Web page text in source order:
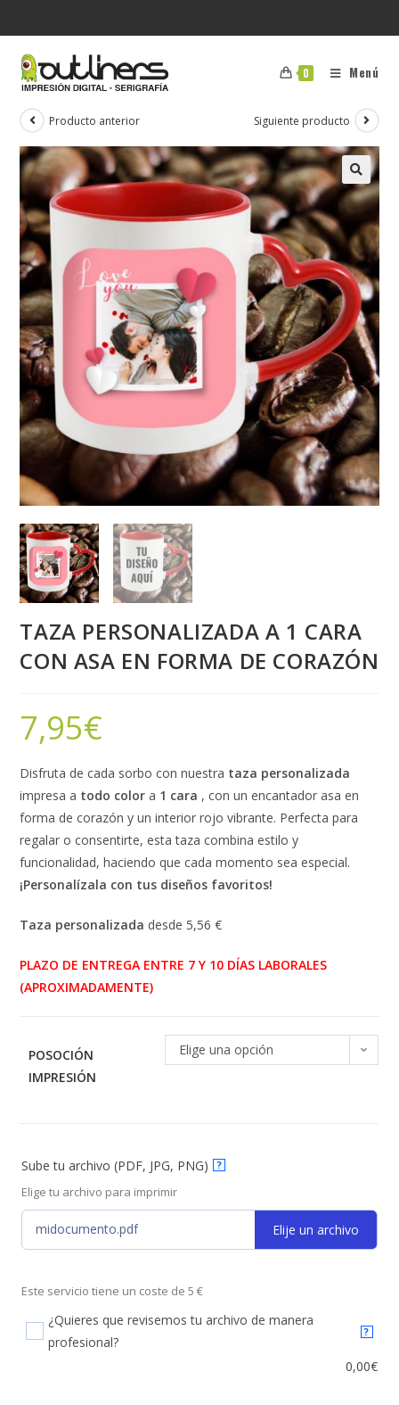
0 Menú
Producto anterior Siguiente producto
TAZA PERSONALIZADA A 1 CARA
CON ASA EN FORMA DE CORAZÓN
7,95€
Disfruta de cada sorbo con nuestra taza personalizada
impresa a todo color a 1 cara , con un encantador asa en
forma de corazón y un interior rojo vibrante. Perfecta para
regalar o consentirte, esta taza combina estilo y
funcionalidad, haciendo que cada momento sea especial.
¡Personalízala con tus diseños favoritos!
Taza personalizada desde 5,56 €
PLAZO DE ENTREGA ENTRE 7 Y 10 DÍAS LABORALES
(APROXIMADAMENTE)
POSOCIÓN
IMPRESIÓN
Elige una opción
Sube tu archivo (PDF, JPG, PNG) ?
Elige tu archivo para imprimir
midocumento.pdf Elije un archivo
Este servicio tiene un coste de 5 €
¿Quieres que revisemos tu archivo de manera
profesional?
?
0,00€